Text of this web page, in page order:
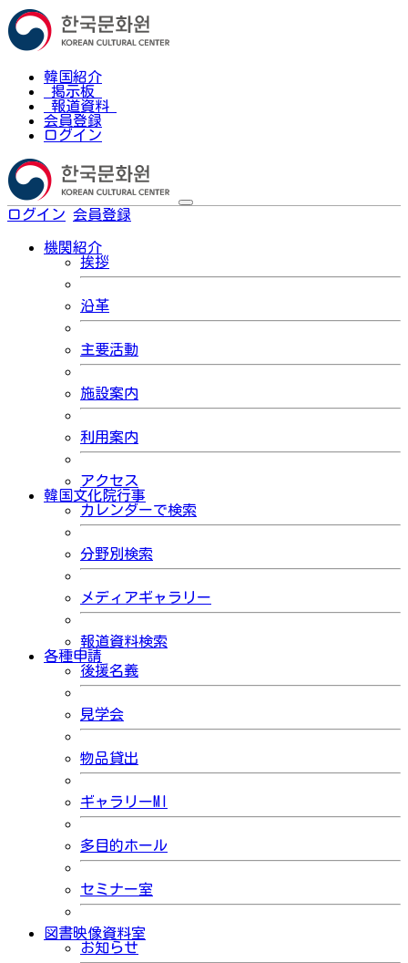
韓国紹介
掲示板
報道資料
会員登録
ログイン
ログイン 会員登録
機関紹介
挨拶
沿革
主要活動
施設案内
利用案内
アクセス
韓国文化院行事
カレンダーで検索
分野別検索
メディアギャラリー
報道資料検索
各種申請
後援名義
見学会
物品貸出
ギャラリーMI
多目的ホール
セミナー室
図書映像資料室
お知らせ